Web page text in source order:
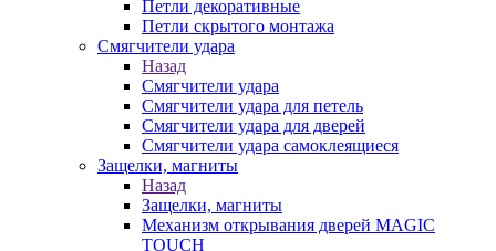
Петли декоративные
Петли скрытого монтажа
Смягчители удара
Назад
Смягчители удара
Смягчители удара для петель
Смягчители удара для дверей
Cмягчители удара самоклеящиеся
Защелки, магниты
Назад
Защелки, магниты
Механизм открывания дверей MAGIC
TOUCH